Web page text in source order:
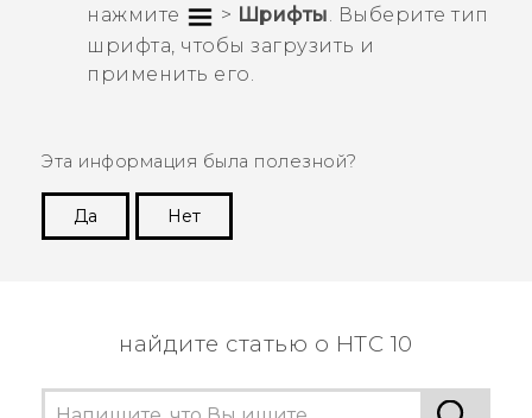
нажмите
> Шрифты. Выберите тип
шрифта, чтобы загрузить и
применить его.
Эта информация была полезной?
Да
Нет
найдите статью о HTC 10